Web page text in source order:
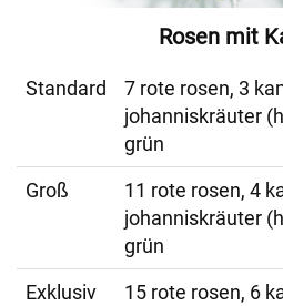
Rosen mit
Standard
7 rote rosen, 3
johanniskräuter
grün
Groß
11 rote rosen, 4
johanniskräuter
grün
Exklusiv
15 rote rosen, 6